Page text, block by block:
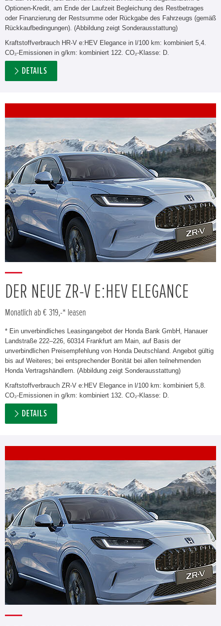
Optionen-Kredit, am Ende der Laufzeit Begleichung des Restbetrages
oder Finanzierung der Restsumme oder Rückgabe des Fahrzeugs (gemäß
Rückkaufbedingungen). (Abbildung zeigt Sonderausstattung)
Kraftstoffverbrauch HR-V e:HEV Elegance in l/100 km: kombiniert 5,4.
CO₂-Emissionen in g/km: kombiniert 122. CO₂-Klasse: D.
DETAILS
DER NEUE ZR-V E:HEV ELEGANCE
Monatlich ab € 319,-* leasen
* Ein unverbindliches Leasingangebot der Honda Bank GmbH, Hanauer
Landstraße 222–226, 60314 Frankfurt am Main, auf Basis der
unverbindlichen Preisempfehlung von Honda Deutschland. Angebot gültig
bis auf Weiteres; bei entsprechender Bonität bei allen teilnehmenden
Honda Vertragshändlern. (Abbildung zeigt Sonderausstattung)
Kraftstoffverbrauch ZR-V e:HEV Elegance in l/100 km: kombiniert 5,8.
CO₂-Emissionen in g/km: kombiniert 132. CO₂-Klasse: D.
DETAILS